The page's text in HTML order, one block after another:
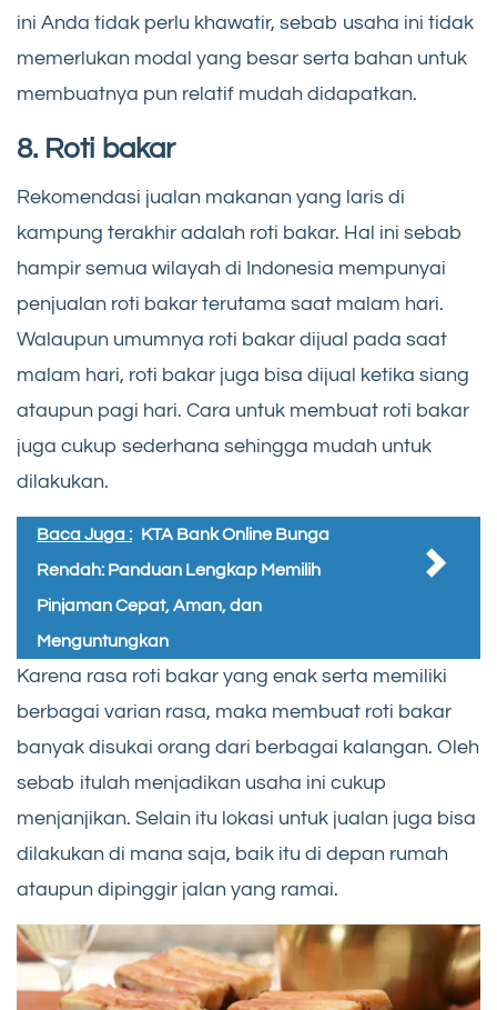
ini Anda tidak perlu khawatir, sebab usaha ini tidak
memerlukan modal yang besar serta bahan untuk
membuatnya pun relatif mudah didapatkan.
8. Roti bakar
Rekomendasi jualan makanan yang laris di
kampung terakhir adalah roti bakar. Hal ini sebab
hampir semua wilayah di Indonesia mempunyai
penjualan roti bakar terutama saat malam hari.
Walaupun umumnya roti bakar dijual pada saat
malam hari, roti bakar juga bisa dijual ketika siang
ataupun pagi hari. Cara untuk membuat roti bakar
juga cukup sederhana sehingga mudah untuk
dilakukan.
Baca Juga : KTA Bank Online Bunga
Rendah: Panduan Lengkap Memilih
Pinjaman Cepat, Aman, dan
Menguntungkan
Karena rasa roti bakar yang enak serta memiliki
berbagai varian rasa, maka membuat roti bakar
banyak disukai orang dari berbagai kalangan. Oleh
sebab itulah menjadikan usaha ini cukup
menjanjikan. Selain itu lokasi untuk jualan juga bisa
dilakukan di mana saja, baik itu di depan rumah
ataupun dipinggir jalan yang ramai.